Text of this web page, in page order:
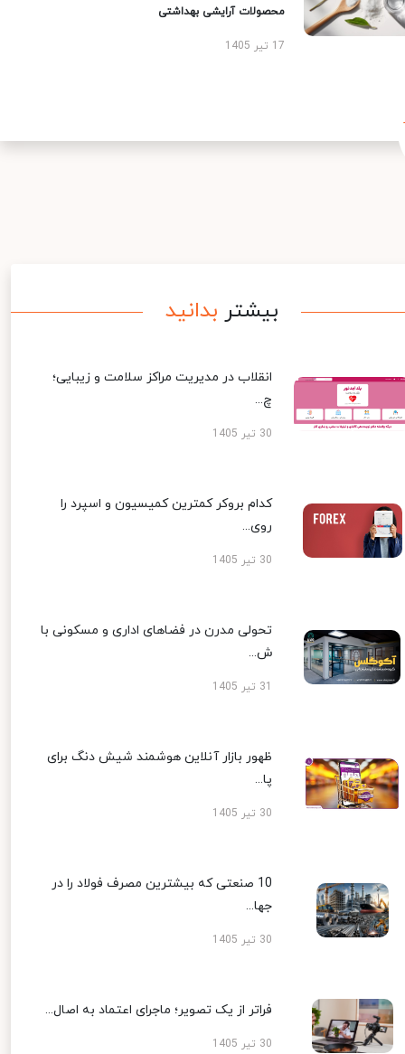
محصولات آرایشی بهداشتی
17 تیر 1405
بیشتر بدانید
انقلاب در مدیریت مراکز سلامت و زیبایی؛
چ...
30 تیر 1405
کدام بروکر کمترین کمیسیون و اسپرد را
روی...
30 تیر 1405
تحولی مدرن در فضاهای اداری و مسکونی با
ش...
ظهور بازار آنلاین هوشمند شیش دنگ برای
پا...
30 تیر 1405
10 صنعتی که بیشترین مصرف فولاد را در
جها...
30 تیر 1405
فراتر از یک تصویر؛ ماجرای اعتماد به اصال...
30 تیر 1405